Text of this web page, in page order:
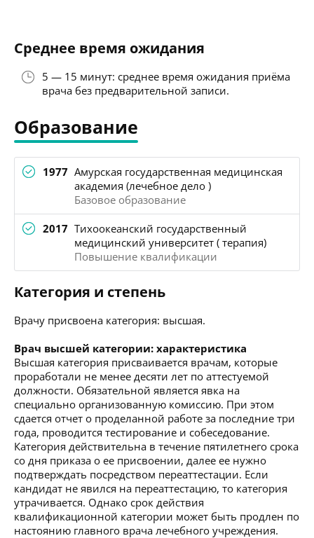
Среднее время ожидания
5 — 15 минут: среднее время ожидания приёма
врача без предварительной записи.
Образование
1977 Амурская государственная медицинская
академия (лечебное дело )
Базовое образование
2017 Тихоокеанский государственный
медицинский университет ( терапия)
Повышение квалификации
Категория и степень
Врачу присвоена категория: высшая.
Врач высшей категории: характеристика
Высшая категория присваивается врачам, которые
проработали не менее десяти лет по аттестуемой
должности. Обязательной является явка на
специально организованную комиссию. При этом
сдается отчет о проделанной работе за последние три
года, проводится тестирование и собеседование.
Категория действительна в течение пятилетнего срока
со дня приказа о ее присвоении, далее ее нужно
подтверждать посредством переаттестации. Если
кандидат не явился на переаттестацию, то категория
утрачивается. Однако срок действия
квалификационной категории может быть продлен по
настоянию главного врача лечебного учреждения.